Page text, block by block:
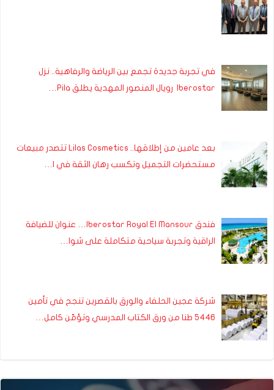
في تجربة جديدة تجمع بين الرياضة والرفاهية.. نزل
Iberostar رويال المنصور المهدية يطلق Pila…
بعد عامين من إطلاقها.. Lilas Cosmetics تتصدر مبيعات
مستحضرات التجميل وتكسب رهان الثقة في ا…
فندق Iberostar Royal El Mansour… عنوان للضيافة
الراقية وتجربة سياحية متكاملة على شوا…
شركة عجين الحلفاء والورق بالقصرين تنجح في تأمين
5446 طنا من ورق الكتاب المدرسي وتؤمّن كامل…